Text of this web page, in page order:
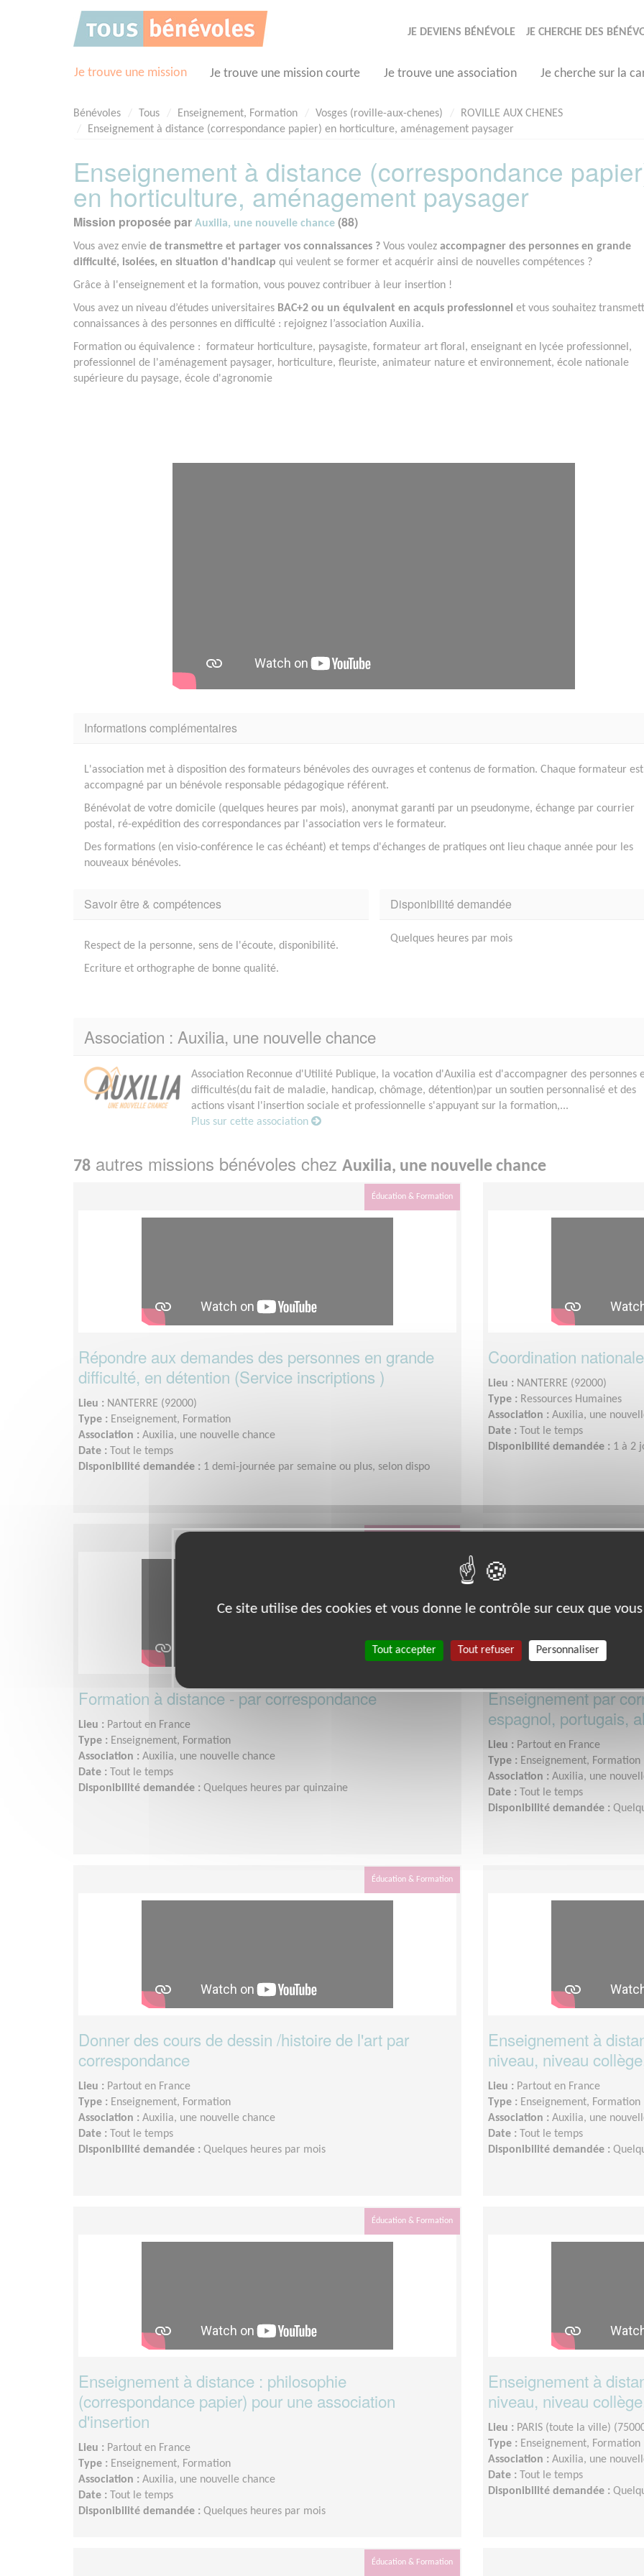
JE DEVIENS BÉNÉVOLE JE CHERCHE DES
Je trouve une mission Je trouve une mission courte Je trouve une association Je cherche sur la
Bénévoles Tous Enseignement, Formation Vosges (roville-aux-chenes)
ROVILLE AUX CHENES
Enseignement à distance (correspondance papier) en horticulture, aménagement paysager
Enseignement à distance (correspondance
en horticulture, aménagement paysager
Mission proposée par Auxilia, une nouvelle chance (88)
Vous avez envie de transmettre et partager vos connaissances ? Vous voulez accompagner des personnes en grande
difficulté, isolées, en situation d'handicap qui veulent se former et acquérir ainsi de nouvelles compétences ?
Grâce à l'enseignement et la formation, vous pouvez contribuer à leur insertion !
Vous avez un niveau d’études universitaires BAC+2 ou un équivalent en acquis professionnel et vous souhaitez
connaissances à des personnes en difficulté : rejoignez l’association Auxilia.
Formation ou équivalence : formateur horticulture, paysagiste, formateur art floral, enseignant en lycée professionnel,
professionnel de l'aménagement paysager, horticulture, fleuriste, animateur nature et environnement, école nationale
supérieure du paysage, école d'agronomie
Informations complémentaires
L'association met à disposition des formateurs bénévoles des ouvrages et contenus de formation. Chaque formateur est
accompagné par un bénévole responsable pédagogique référent.
Bénévolat de votre domicile (quelques heures par mois), anonymat garanti par un pseudonyme, échange par courrier
postal, ré-expédition des correspondances par l'association vers le formateur.
Des formations (en visio-conférence le cas échéant) et temps d'échanges de pratiques ont lieu chaque année pour les
nouveaux bénévoles.
Savoir être & compétences
Respect de la personne, sens de l'écoute, disponibilité.
Ecriture et orthographe de bonne qualité.
Disponibilité demandée
Quelques heures par mois
Association : Auxilia, une nouvelle chance
Association Reconnue d'Utilité Publique, la vocation d'Auxilia est d'accompagner des personnes
difficultés(du fait de maladie, handicap, chômage, détention)par un soutien personnalisé et des
actions visant l'insertion sociale et professionnelle s'appuyant sur la formation,...
Plus sur cette association
78 autres missions bénévoles chez Auxilia, une nouvelle chance
Éducation & Formation
Répondre aux demandes des personnes en grande
difficulté, en détention (Service inscriptions )
Lieu : NANTERRE (92000)
Type : Enseignement, Formation
Association : Auxilia, une nouvelle chance
Date :
Tout le temps
Disponibilité demandée : 1 demi-journée par semaine ou plus, selon dispo
Coordination
Lieu : NANTERRE (92000)
Type : Ressources Humaines
Association : Auxilia, une
Date :
Tout le temps
Disponibilité demandée : 1 à 2
Formation à distance - par correspondance
Lieu : Partout en France
Type : Enseignement, Formation
Association : Auxilia, une nouvelle chance
Date :
Tout le temps
Disponibilité demandée : Quelques heures par quinzaine
Enseignement par
espagnol, portugais,
Lieu : Partout en France
Type : Enseignement, Formation
Association : Auxilia, une
Date :
Tout le temps
Disponibilité demandée :
Éducation & Formation
Donner des cours de dessin /histoire de l'art par
correspondance
Lieu : Partout en France
Type : Enseignement, Formation
Association : Auxilia, une nouvelle chance
Date :
Tout le temps
Disponibilité demandée : Quelques heures par mois
Enseignement à
niveau, niveau
Lieu : Partout en France
Type : Enseignement, Formation
Association : Auxilia, une
Date :
Tout le temps
Disponibilité demandée :
Éducation & Formation
Enseignement à distance : philosophie
(correspondance papier) pour une association
d'insertion
Lieu : Partout en France
Type : Enseignement, Formation
Association : Auxilia, une nouvelle chance
Date :
Tout le temps
Disponibilité demandée : Quelques heures par mois
Enseignement à
niveau, niveau
Lieu : PARIS (toute la ville)
Type : Enseignement, Formation
Association : Auxilia, une
Date :
Tout le temps
Disponibilité demandée :
Éducation & Formation
Ce site utilise des cookies et vous donne le contrôle sur ceux que
Tout accepter Tout refuser Personnaliser